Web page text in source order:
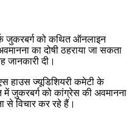
जुकरबर्ग को कथित ऑनलाइन
का दोषी ठहराया जा सकता
दी।
हाउस ज्यूडिशियरी कमेटी के
जुकरबर्ग को कांग्रेस की अवमानना
से विचार कर रहे हैं।